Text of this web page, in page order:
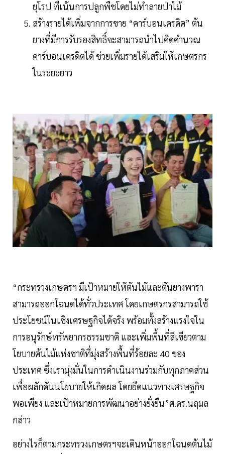
ยุโรป ที่เน้นการปลูกพืชโดยไม่ทำลายป่าไม้
สร้างรายได้เพิ่มจากการขาย “คาร์บอนเครดิต” ต้น
ยางที่มีการรับรองสิทธิ์จะสามารถนำไปคิดคำนวณ
คาร์บอนเครดิตได้ ช่วยเพิ่มรายได้เสริมให้เกษตรกร
ในระยะยาว
“กระทรวงเกษตรฯ มีเป้าหมายให้ต้นไม้และต้นยางพารา
สามารถออกโฉนดได้ทั่วประเทศ โดยเกษตรกรสามารถใช้
ประโยชน์ในเชิงเศรษฐกิจได้จริง พร้อมทั้งสร้างแรงใจใน
การอนุรักษ์ทรัพยากรธรรมชาติ และเพิ่มพื้นที่สีเขียวตาม
โยบายต้นไม้แห่งชาติที่มุ่งสร้างพื้นที่ร้อยละ 40 ของ
ประเทศ ซึ่งเรามุ่งมั่นในการดำเนินงานร่วมกับทุกภาคส่วน
เพื่อผลักดันนโยบายให้เกิดผล โดยยึดแนวทางเศรษฐกิจ
พอเพียง และเป้าหมายการพัฒนาอย่างยั่งยืน”ศ.ดร.นฤมล
กล่าว
อย่างไรก็ตามกระทรวงเกษตรฯจะเดินหน้าออกโฉนดต้นไม้